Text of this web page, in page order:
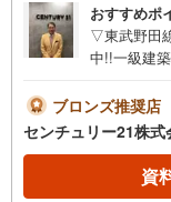
おすすめポ
▽東武野田
中!!一級建
ませんか？
パー徒歩4
お問い合わ
間）》・
覧コー
ブロンズ推奨店
センチュリー21株
資